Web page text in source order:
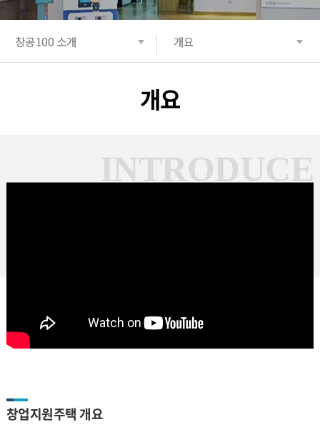
열기
열기
창공100 소개 개요
개요
INTRODUCE
창업지원주택 개요